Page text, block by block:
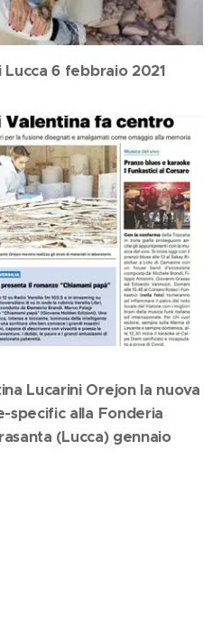
6 febbraio 2021
Lucarini Orejon la nuova
specific alla Fonderia
(Lucca) gennaio